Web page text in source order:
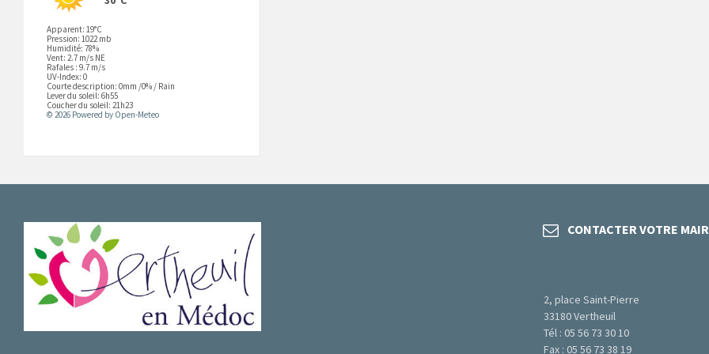
Apparent: 19°C
Pression: 1022 mb
Humidité: 78%
Vent: 2.7 m/s NE
Rafales : 9.7 m/s
UV-Index: 0
Courte description: 0mm /0% / Rain
Lever du soleil: 6h55
Coucher du soleil: 21h23
© 2026 Powered by Open-Meteo
CONTACTER VOTRE
2, place Saint-Pierre
33180 Vertheuil
Tél : 05 56 73 30 10
Fax : 05 56 73 38 19